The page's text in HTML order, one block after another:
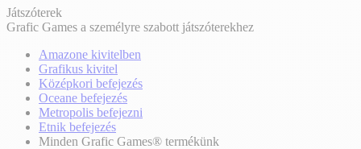
Játszóterek
Grafic Games a személyre szabott játszóterekhez
Amazone kivitelben
Grafikus kivitel
Középkori befejezés
Oceane befejezés
Metropolis befejezni
Etnik befejezés
Minden Grafic Games® termékünk